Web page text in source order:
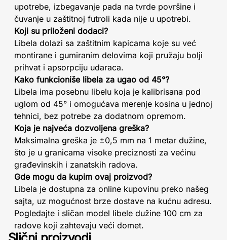
upotrebe, izbegavanje pada na tvrde površine i
čuvanje u zaštitnoj futroli kada nije u upotrebi.
Koji su priloženi dodaci?
Libela dolazi sa zaštitnim kapicama koje su već
montirane i gumiranim delovima koji pružaju bolji
prihvat i apsorpciju udaraca.
Kako funkcioniše libela za ugao od 45°?
Libela ima posebnu libelu koja je kalibrisana pod
uglom od 45° i omogućava merenje kosina u jednoj
tehnici, bez potrebe za dodatnom opremom.
Koja je najveća dozvoljena greška?
Maksimalna greška je ±0,5 mm na 1 metar dužine,
što je u granicama visoke preciznosti za većinu
građevinskih i zanatskih radova.
Gde mogu da kupim ovaj proizvod?
Libela je dostupna za online kupovinu preko našeg
sajta, uz mogućnost brze dostave na kućnu adresu.
Pogledajte i sličan model libele dužine 100 cm za
radove koji zahtevaju veći domet.